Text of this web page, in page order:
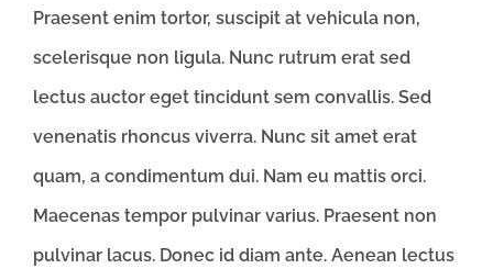
Praesent enim tortor, suscipit at vehicula non,
scelerisque non ligula. Nunc rutrum erat sed
lectus auctor eget tincidunt sem convallis. Sed
venenatis rhoncus viverra. Nunc sit amet erat
quam, a condimentum dui. Nam eu mattis orci.
Maecenas tempor pulvinar varius. Praesent non
pulvinar lacus. Donec id diam ante. Aenean lectus